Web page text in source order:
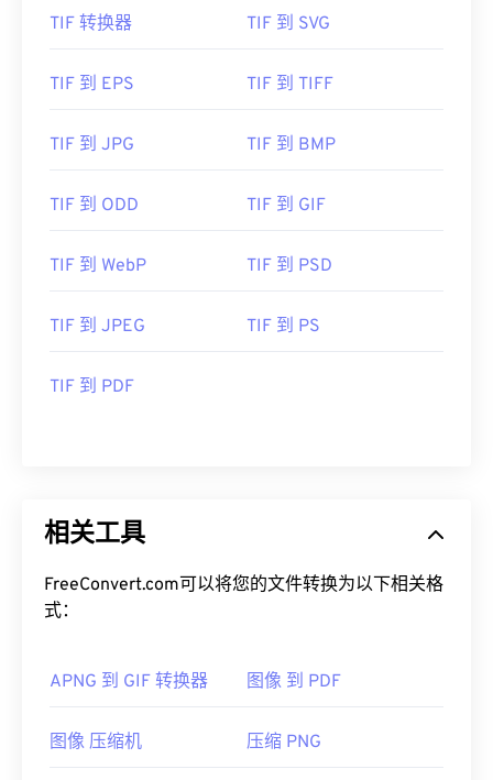
TIF 转换器 TIF 到 SVG
TIF 到 EPS TIF 到 TIFF
TIF 到 JPG TIF 到 BMP
TIF 到 ODD TIF 到 GIF
TIF 到 WebP TIF 到 PSD
TIF 到 JPEG TIF 到 PS
TIF 到 PDF
相关工具
FreeConvert.com可以将您的文件转换为以下相关格
式：
APNG 到 GIF 转换器 图像 到 PDF
图像 压缩机 压缩 PNG